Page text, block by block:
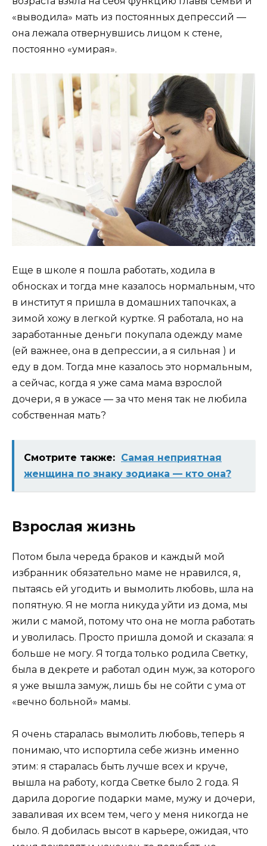
«выводила» мать из постоянных депрессий —
она лежала отвернувшись лицом к стене,
постоянно «умирая».
Еще в школе я пошла работать, ходила в
обносках и тогда мне казалось нормальным, что
в институт я пришла в домашних тапочках, а
зимой хожу в легкой куртке. Я работала, но на
заработанные деньги покупала одежду маме
(ей важнее, она в депрессии, а я сильная ) и
еду в дом. Тогда мне казалось это нормальным,
а сейчас, когда я уже сама мама взрослой
дочери, я в ужасе — за что меня так не любила
собственная мать?
Смотрите также: Самая неприятная
женщина по знаку зодиака — кто она?
Взрослая жизнь
Потом была череда браков и каждый мой
избранник обязательно маме не нравился, я,
пытаясь ей угодить и вымолить любовь, шла на
попятную. Я не могла никуда уйти из дома, мы
жили с мамой, потому что она не могла работать
и уволилась. Просто пришла домой и сказала: я
больше не могу. Я тогда только родила Светку,
была в декрете и работал один муж, за которого
я уже вышла замуж, лишь бы не сойти с ума от
«вечно больной» мамы.
Я очень старалась вымолить любовь, теперь я
понимаю, что испортила себе жизнь именно
этим: я старалась быть лучше всех и круче,
вышла на работу, когда Светке было 2 года. Я
дарила дорогие подарки маме, мужу и дочери,
заваливая их всем тем, чего у меня никогда не
было. Я добилась высот в карьере, ожидая, что